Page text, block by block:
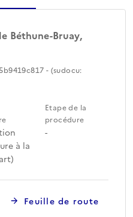
Béthune-Bruay,
- (sudocu:
à la
Etape de la
procédure
-
Feuille de route